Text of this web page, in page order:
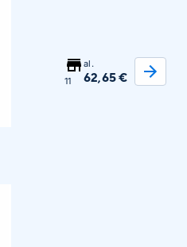
11
al.
62,65 €